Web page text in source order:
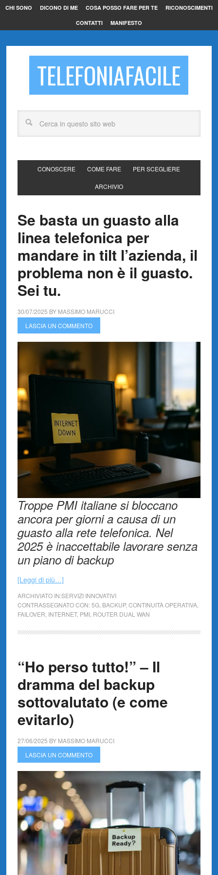
CHI SONO DICONO DI ME COSA POSSO FARE PER TE RICONOSCIMENTI
CONTATTI MANIFESTO
TELEFONIAFACILE
CONOSCERE COME FARE PER SCEGLIERE
ARCHIVIO
Se basta un guasto alla
linea telefonica per
mandare in tilt l’azienda, il
problema non è il guasto.
Sei tu.
30/07/2025 BY MASSIMO MARUCCI
LASCIA UN COMMENTO
Troppe PMI italiane si bloccano
ancora per giorni a causa di un
guasto alla rete telefonica. Nel
2025 è inaccettabile lavorare senza
un piano di backup
[Leggi di più…]
ARCHIVIATO IN:SERVIZI INNOVATIVI
CONTRASSEGNATO CON:5G, BACKUP, CONTINUITÀ OPERATIVA,
FAILOVER INTERNET, PMI, ROUTER DUAL WAN
“Ho perso tutto!” – Il
dramma del backup
sottovalutato (e come
evitarlo)
27/06/2025 BY MASSIMO MARUCCI
LASCIA UN COMMENTO